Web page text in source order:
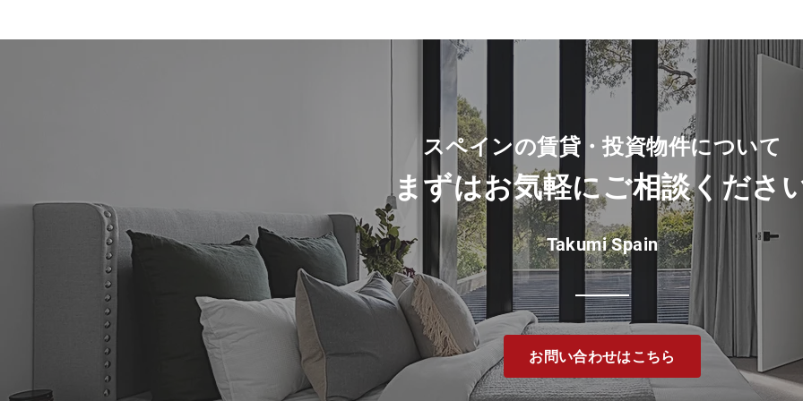
スペインの賃貸・投資物件について
​まずはお気軽にご相談くださ
Takumi Spain
お問い合わせはこちら